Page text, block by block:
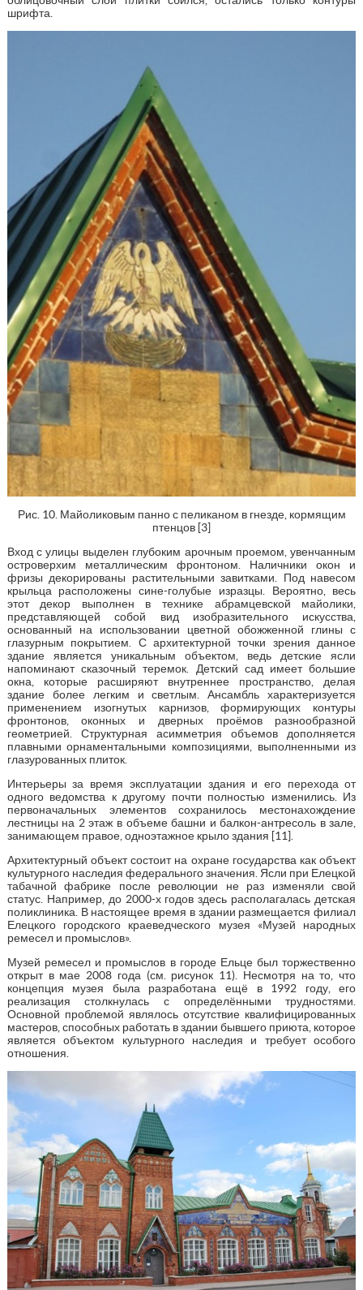
шрифта.
Рис. 10. Майоликовым панно с пеликаном в гнезде, кормящим
птенцов [3]
Вход с улицы выделен глубоким арочным проемом, увенчанным
островерхим металлическим фронтоном. Наличники окон и
фризы декорированы растительными завитками. Под навесом
крыльца расположены сине-голубые изразцы. Вероятно, весь
этот декор выполнен в технике абрамцевской майолики,
представляющей собой вид изобразительного искусства,
основанный на использовании цветной обожженной глины с
глазурным покрытием. С архитектурной точки зрения данное
здание является уникальным объектом, ведь детские ясли
напоминают сказочный теремок. Детский сад имеет большие
окна, которые расширяют внутреннее пространство, делая
здание более легким и светлым. Ансамбль характеризуется
применением изогнутых карнизов, формирующих контуры
фронтонов, оконных и дверных проёмов разнообразной
геометрией. Структурная асимметрия объемов дополняется
плавными орнаментальными композициями, выполненными из
глазурованных плиток.
Интерьеры за время эксплуатации здания и его перехода от
одного ведомства к другому почти полностью изменились. Из
первоначальных элементов сохранилось местонахождение
лестницы на 2 этаж в объеме башни и балкон-антресоль в зале,
занимающем правое, одноэтажное крыло здания [11].
Архитектурный объект состоит на охране государства как объект
культурного наследия федерального значения. Ясли при Елецкой
табачной фабрике после революции не раз изменяли свой
статус. Например, до 2000-х годов здесь располагалась детская
поликлиника. В настоящее время в здании размещается филиал
Елецкого городского краеведческого музея «Музей народных
ремесел и промыслов».
Музей ремесел и промыслов в городе Ельце был торжественно
открыт в мае 2008 года (см. рисунок 11). Несмотря на то, что
концепция музея была разработана ещё в 1992 году, его
реализация столкнулась с определёнными трудностями.
Основной проблемой являлось отсутствие квалифицированных
мастеров, способных работать в здании бывшего приюта, которое
является объектом культурного наследия и требует особого
отношения.